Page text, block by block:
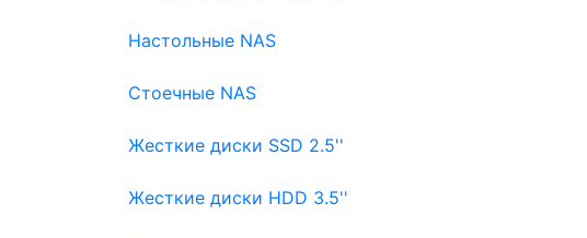
Настольные NAS
Стоечные NAS
Жесткие диски SSD 2.5''
Жесткие диски HDD 3.5''